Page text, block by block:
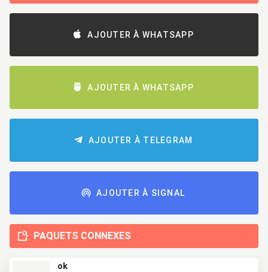
AJOUTER À WHATSAPP
AJOUTER À WHATSAPP
AJOUTER À TELEGRAM
AJOUTER À SIGNAL
PAQUETS CONNEXES
ok